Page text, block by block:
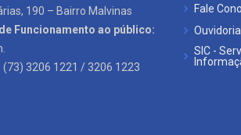
190 – Bairro Malvinas
Funcionamento ao público:
(73) 3206 1221 / 3206 1223
Fale
Ouvidoria
SIC -